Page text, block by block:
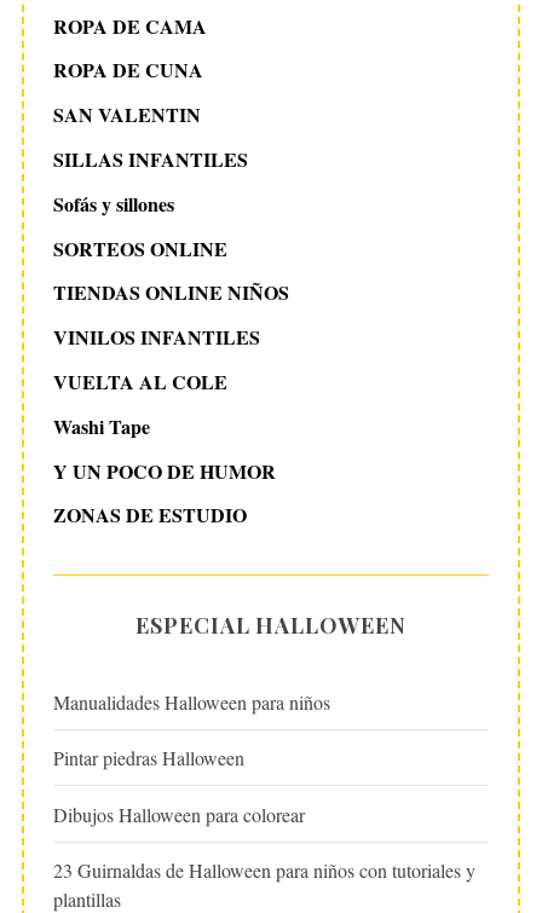
ROPA DE CAMA
ROPA DE CUNA
SAN VALENTIN
SILLAS INFANTILES
Sofás y sillones
SORTEOS ONLINE
TIENDAS ONLINE NIÑOS
VINILOS INFANTILES
VUELTA AL COLE
Washi Tape
Y UN POCO DE HUMOR
ZONAS DE ESTUDIO
ESPECIAL HALLOWEEN
Manualidades Halloween para niños
Pintar piedras Halloween
Dibujos Halloween para colorear
23 Guirnaldas de Halloween para niños con tutoriales y
plantillas